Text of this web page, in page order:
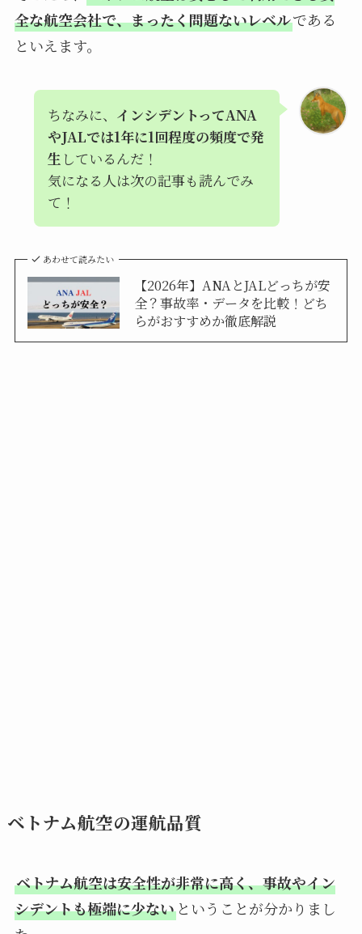
全な航空会社で、まったく問題ないレベルである
といえます。
ちなみに、 インシデントってANA
やJALでは1年に1回程度の頻度で発
生 しているんだ！
気になる人は次の記事も読んでみ
て！
あわせて読みたい
【2026年】ANAとJALどっちが安
全？事故率・データを比較！どち
らがおすすめか徹底解説
ベトナム航空の運航品質
ベトナム航空は安全性が非常に高く、事故やイン
シデントも極端に少ないということが分かりまし